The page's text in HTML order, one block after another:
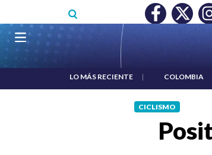
MÍNIMO NO DESTRUYÓ EMPLEO: JP MORGAN |
Navegación
LO MÁS RECIENTE | COLOMBIA
CICLISMO